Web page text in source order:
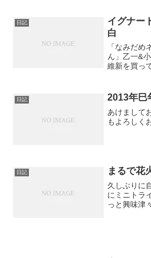
ね・・・
日記
イグナー
白
「なみだめ
ん」乙一&
維新を買っ
む作業に戻
日記 2013年巳
あけまして
もよろしく
日記 まるで花
久しぶりに
にミニトラ
っと興味津